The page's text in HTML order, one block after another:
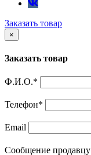
Заказать товар
×
Заказать товар
Ф.И.О.*
Телефон*
Email
Сообщение продавцу